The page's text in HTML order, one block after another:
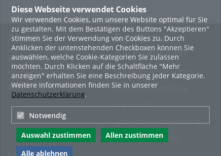
Diese Webseite verwendet Cookies
Wir verwenden Cookies, um unsere Website optimal für Sie
zu gestalten. Mit dem Bestätigen des Buttons "Akzeptieren"
stimmen Sie der Verwendung von Cookies zu. Durch
Anklicken der untenstehenden Checkboxen können Sie
auswählen, welche Cookie-Kategorien Sie zulassen
möchten. Durch Klicken auf die Schaltfläche "Mehr
anzeigen" erhalten Sie eine Beschreibung jeder Kategorie.
Weitere Informationen finden Sie in unserer
Datenschutzerklärung.
Notwendig
Auswahl zustimmen
Allen zustimmen
Alle ablehnen
beeinflusst" - VL 1 Wie
funktioniert das
Finanzwesen?
beeinflusst" - VL 02
Investieren an der Börse
About
Erste Schritte
Häufige Fragen - FAQ
Betriebsstatus
Rechtliche
Informationen
Nutzungsbedingungen
Datenschutzerklärung
Impressum
Barrierefreiheitserklärung
Cookie-Zustimmung